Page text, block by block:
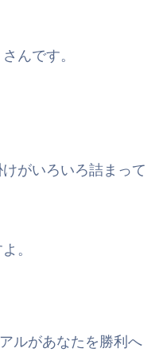
んです。
がいろいろ詰まって
。
ルがあなたを勝利へ